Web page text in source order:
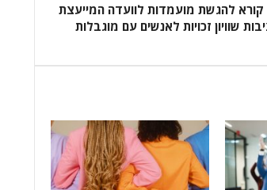
קורא להגשת מועמדות לוועדה המייעצת
שוויון זכויות לאנשים עם מוגבלות